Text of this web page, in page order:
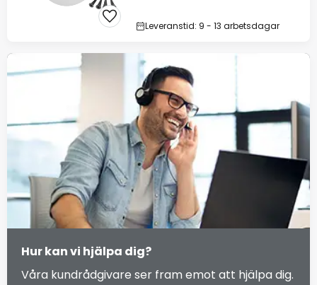
Leveranstid: 9 - 13 arbetsdagar
Hur kan vi hjälpa dig?
Våra kundrådgivare ser fram emot att hjälpa dig.